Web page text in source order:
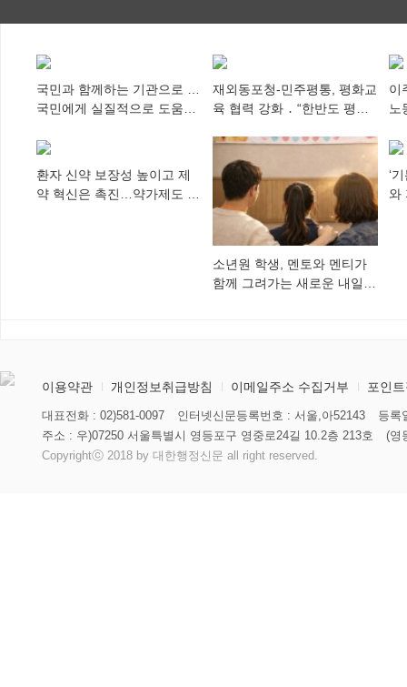
국민과 함께하는 기관으로 …
국민에게 실질적으로 도움이
재외동포청-민주평통, 평화교
육 협력 강화 ․ “한반도 평화,
다”
이
노
환자 신약 보장성 높이고 제
약 혁신은 촉진…약가제도 개
소년원 학생, 멘토와 멘티가
함께 그려가는 새로운 내일
‘
와
이용약관 개인정보취급방침 이메일주소 수집거부 포인
대표전화 : 02)581-0097 인터넷신문등록번호 : 서울,아52143
등록
주소 : 우)07250 서울특별시 영등포구 영중로24길 10.2층 213호
(영
Copyrightⓒ 2018 by 대한행정신문 all right reserved.